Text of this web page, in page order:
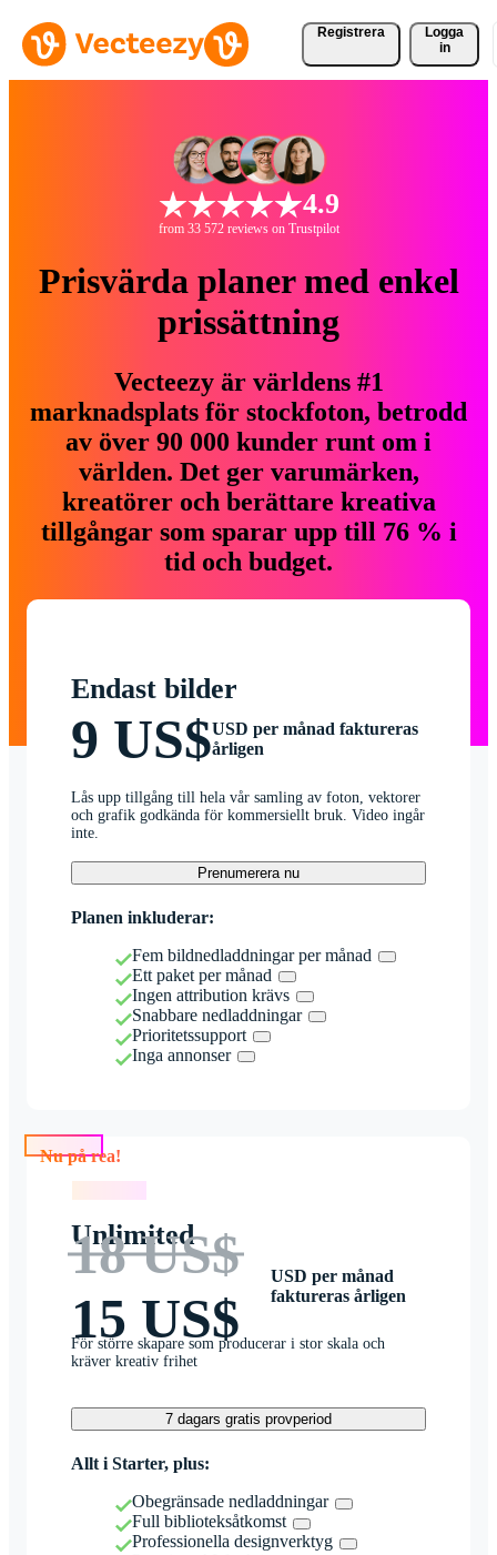
Registrera
Logga
in
4.9
from 33 572 reviews on Trustpilot
Prisvärda planer med enkel
prissättning
Vecteezy är världens #1
marknadsplats för stockfoton, betrodd
av över 90 000 kunder runt om i
världen. Det ger varumärken,
kreatörer och berättare kreativa
tillgångar som sparar upp till 76 % i
tid och budget.
Endast bilder
9 US$USD per månad faktureras
årligen
Lås upp tillgång till hela vår samling av foton, vektorer
och grafik godkända för kommersiellt bruk. Video ingår
inte.
Prenumerera nu
Planen inkluderar:
Fem bildnedladdningar per månad
Ett paket per månad
Ingen attribution krävs
Snabbare nedladdningar
Prioritetssupport
Inga annonser
Nu på rea!
Unlimited
18 US$
15 US$
USD per månad
faktureras årligen
För större skapare som producerar i stor skala och
kräver kreativ frihet
7 dagars gratis provperiod
Allt i Starter, plus:
Obegränsade nedladdningar
Full biblioteksåtkomst
Professionella designverktyg